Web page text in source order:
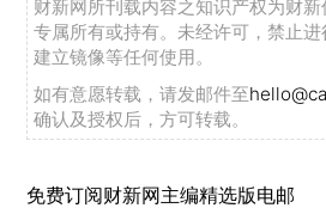
财新网所刊载内容之知识产权为财
专属所有或持有。未经许可，禁止
建立镜像等任何使用。
如有意愿转载，请发邮件至
确认及授权后，方可转载。
免费订阅财新网主编精选版电邮